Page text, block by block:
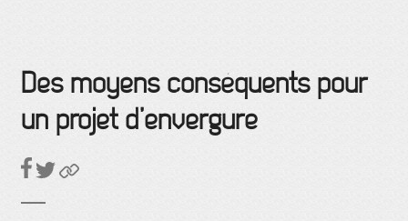
Des moyens conséquents pour
un projet d’envergure